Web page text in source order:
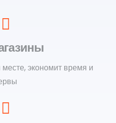
экономит время и